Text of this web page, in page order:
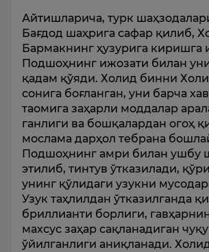
Айтишларича, турк
Бағдод шаҳрига сафар қилиб,
Бармакнинг ҳузурига киришга
Подшоҳнинг ижозати билан
қадам қўяди. Холид бинни
сонига боғланган, уни барча
таомига заҳарли моддалар
ганлиги ва бошқалардан огоҳ
мослама дарҳол тебрана
Подшоҳнинг амри билан ушбу
этилиб, тинтув ўтказилади,
унинг қўлида­ги узукни
Узук таҳлилдан ўтказилганда
бриллианти борлиги,
махсус заҳар сақланадиган
ўйилганлиги аниқланади.